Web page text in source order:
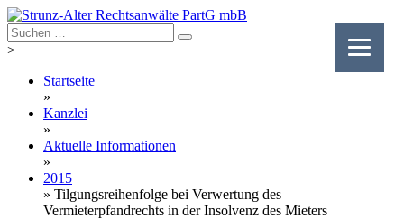
Skip
to
content
>
Startseite
»
Kanzlei
»
Aktuelle Informationen
»
2015
» Tilgungsreihenfolge bei Verwertung des
Vermieterpfandrechts in der Insolvenz des Mieters